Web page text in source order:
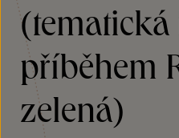
(tematická
příběhem
zelená)